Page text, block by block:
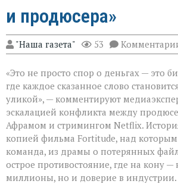
и продюсера»
"Наша газета" 53
«Это не просто спор о деньгах — это
где каждое сказанное слово
уликой», — комментируют
эскалацией конфликта между
Афрамом и стримингом Netflix.
копией фильма Fortitude, над
команда, из драмы о потерянных
острое противостояние, где на кону —
миллионы, но и доверие в индустрии.